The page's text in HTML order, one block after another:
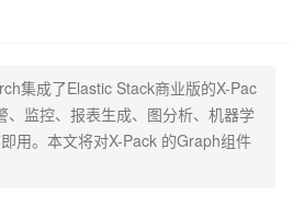
集成了Elastic Stack商业版的X-Pac
、监控、报表生成、图分析、机器学
用。本文将对X-Pack 的Graph组件